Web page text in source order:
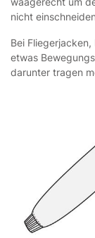
nicht
Bei
etwas
darunter tragen